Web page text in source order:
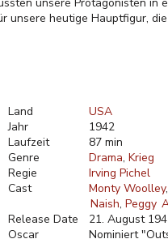
unsere heutige Hauptfigur,
Land
USA
Jahr
1942
Laufzeit
87 min
Genre
Drama Krieg
Regie
Irving Pichel
Cast
Monty Woolley
Naish Peggy
Release Date
21. August
Oscar
Nominiert